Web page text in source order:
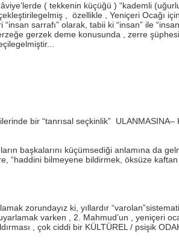
( tekkenin küçüğü ) “kademli
, özellikle , Yeniçeri Ocağı
sarrafı” olarak, tabii ki “insan” ile
gerzek deme konusunda , zerre
bir “tanrısal seçkinlik”
başkalarını küçümsediği anlamına da
“haddini bilmeyene bildirmek, öksüze
zorundayız ki, yıllardır
varken , 2. Mahmud’un , yeniçeri
, çok ciddi bir KÜLTÜREL / psişik